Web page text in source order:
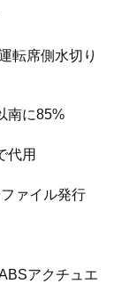
転席側水切り
南に85%
代用
ァイル発行
アクチュエ